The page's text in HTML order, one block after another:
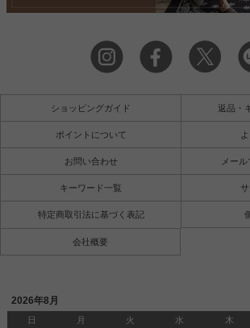
ショッピングガイド 返品・
ポイントについて
お問い合わせ メー
キーワード一覧
特定商取引法に基づく表記
会社概要
2026年8月
日 月 火 水 木